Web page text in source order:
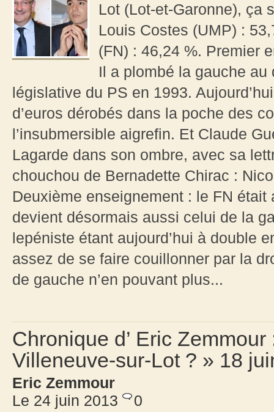
Lot (Lot-et-Garonne), ça
Louis Costes (UMP) :
(FN) : 46,24 %. Premier
Il a plombé la gauche
législative du PS en 1993.
d’euros dérobés dans la poche des
l’insubmersible aigrefin. Et Claude
Lagarde dans son ombre, avec sa
chouchou de Bernadette Chirac :
Deuxième enseignement : le FN
devient désormais aussi celui de la
lepéniste étant aujourd’hui à double
assez de se faire couillonner par la
de gauche n’en pouvant plus...
Chronique d’ Eric
Villeneuve-sur-Lot ? » 18
Eric Zemmour
Le 24 juin 2013
0